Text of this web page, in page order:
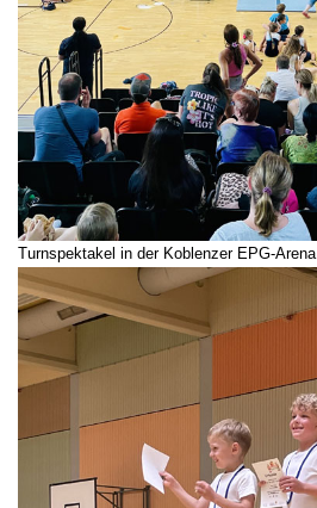
Turnspektakel in der Koblenzer EPG-Arena